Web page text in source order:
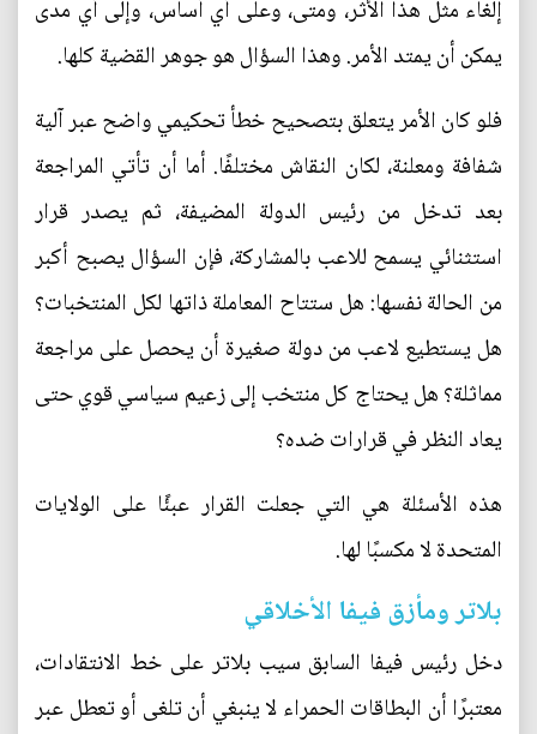
إلغاء مثل هذا الأثر، ومتى، وعلى أي أساس، وإلى أي مدى
يمكن أن يمتد الأمر. وهذا السؤال هو جوهر القضية كلها.
فلو كان الأمر يتعلق بتصحيح خطأ تحكيمي واضح عبر آلية
شفافة ومعلنة، لكان النقاش مختلفًا. أما أن تأتي المراجعة
بعد تدخل من رئيس الدولة المضيفة، ثم يصدر قرار
استثنائي يسمح للاعب بالمشاركة، فإن السؤال يصبح أكبر
من الحالة نفسها: هل ستتاح المعاملة ذاتها لكل المنتخبات؟
هل يستطيع لاعب من دولة صغيرة أن يحصل على مراجعة
مماثلة؟ هل يحتاج كل منتخب إلى زعيم سياسي قوي حتى
يعاد النظر في قرارات ضده؟
هذه الأسئلة هي التي جعلت القرار عبئًا على الولايات
المتحدة لا مكسبًا لها.
بلاتر ومأزق فيفا الأخلاقي
دخل رئيس فيفا السابق سيب بلاتر على خط الانتقادات،
معتبرًا أن البطاقات الحمراء لا ينبغي أن تلغى أو تعطل عبر